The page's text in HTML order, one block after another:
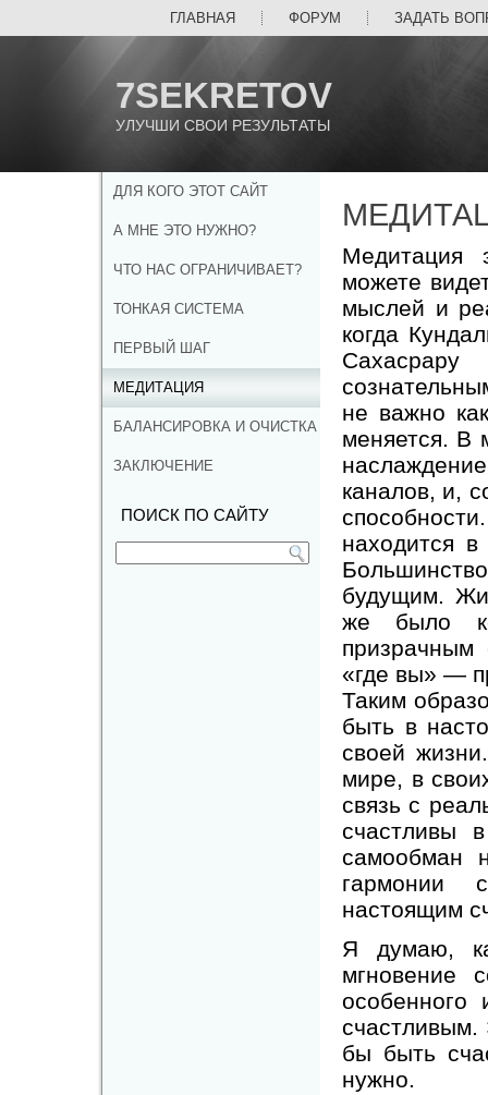
ГЛАВНАЯ ФОРУМ ЗАДАТЬ
7SEKRETOV
УЛУЧШИ СВОИ РЕЗУЛЬТАТЫ
ДЛЯ КОГО ЭТОТ САЙТ
А МНЕ ЭТО НУЖНО?
ЧТО НАС ОГРАНИЧИВАЕТ?
ТОНКАЯ СИСТЕМА
ПЕРВЫЙ ШАГ
МЕДИТАЦИЯ
БАЛАНСИРОВКА И ОЧИСТКА
ЗАКЛЮЧЕНИЕ
ПОИСК ПО САЙТУ
Медитация
можете
мыслей и
когда
не важно
меняется. В
каналов, и,
находится
будущим.
же было
призрачным
«где вы» —
Таким
быть в
своей
мире, в
связь с
счастливы
самообман
гармонии
настоящим
Я думаю,
мгновение
счастливым.
бы быть
нужно.